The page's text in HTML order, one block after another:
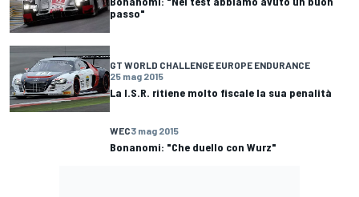
passo"
GT WORLD CHALLENGE EUROPE ENDURANCE
25 mag 2015
La I.S.R. ritiene molto fiscale la sua penalità
WEC3 mag 2015
Bonanomi: "Che duello con Wurz"